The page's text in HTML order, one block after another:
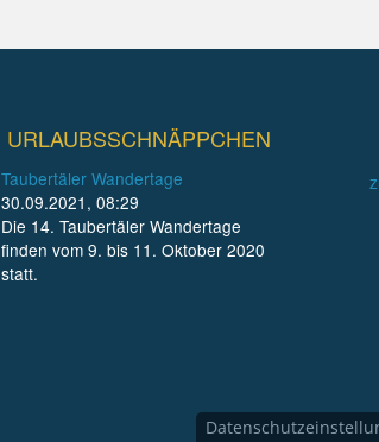
URLAUBSSCHNÄPPCHEN
Taubertäler Wandertage
30.09.2021, 08:29
Die 14. Taubertäler Wandertage
finden vom 9. bis 11. Oktober 2020
statt.